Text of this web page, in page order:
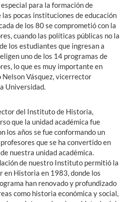
para la formación de
las pocas instituciones de educación
de los 80 se comprometió con la
cuando las políticas públicas no la
los estudiantes que ingresan a
uno de los 14 programas de
lo que es muy importante en
Nelson Vásquez, vicerrector
Universidad.
del Instituto de Historia,
que la unidad académica fue
los años se fue conformando un
que se ha convertido en
nuestra unidad académica.
de nuestro Instituto permitió la
en Historia en 1983, donde los
han renovado y profundizado
como historia económica y social,